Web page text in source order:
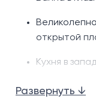
открытой
Кухня в
Развернуть ↓